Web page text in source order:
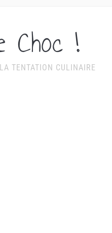
Choc !
TENTATION CULINAIRE